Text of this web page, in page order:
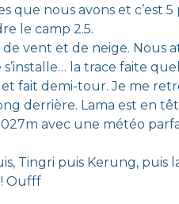
nous avons et c’est
le camp 2.5.
vent et de neige.
la trace faite
fait demi-tour. Je me
derrière. Lama est en
avec une météo
Tingri puis Kerung, puis
Oufff